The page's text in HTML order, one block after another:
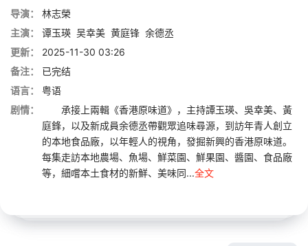
导演：
林志榮
主演：
谭玉瑛 吴幸美 黄庭锋 余德丞
更新：
2025-11-30 03:26
备注：
已完结
语言：
粤语
剧情：
承接上兩輯《香港原味道》，主持譚玉瑛、吳幸美、黃
庭鋒，以及新成員余德丞帶觀眾追味尋源，到訪年青人創立
的本地食品廠，以年輕人的視角，發掘新興的香港原味道。
每集走訪本地農場、魚場、鮮菜園、鮮果園、醬園、食品廠
等，細嚐本土食材的新鮮、美味同...全文